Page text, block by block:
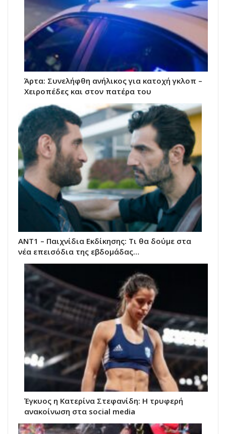
Άρτα: Συνελήφθη ανήλικος για κατοχή γκλοπ –
Χειροπέδες και στον πατέρα του
ΑΝΤ1 – Παιχνίδια Εκδίκησης: Τι θα δούμε στα
νέα επεισόδια της εβδομάδας…
Έγκυος η Κατερίνα Στεφανίδη: Η τρυφερή
ανακοίνωση στα social media